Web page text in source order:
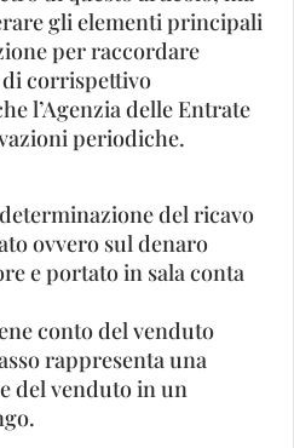
gli elementi principali
per raccordare
corrispettivo
l’Agenzia delle Entrate
periodiche.
del ricavo
ovvero sul denaro
e portato in sala conta
conto del venduto
rappresenta una
del venduto in un